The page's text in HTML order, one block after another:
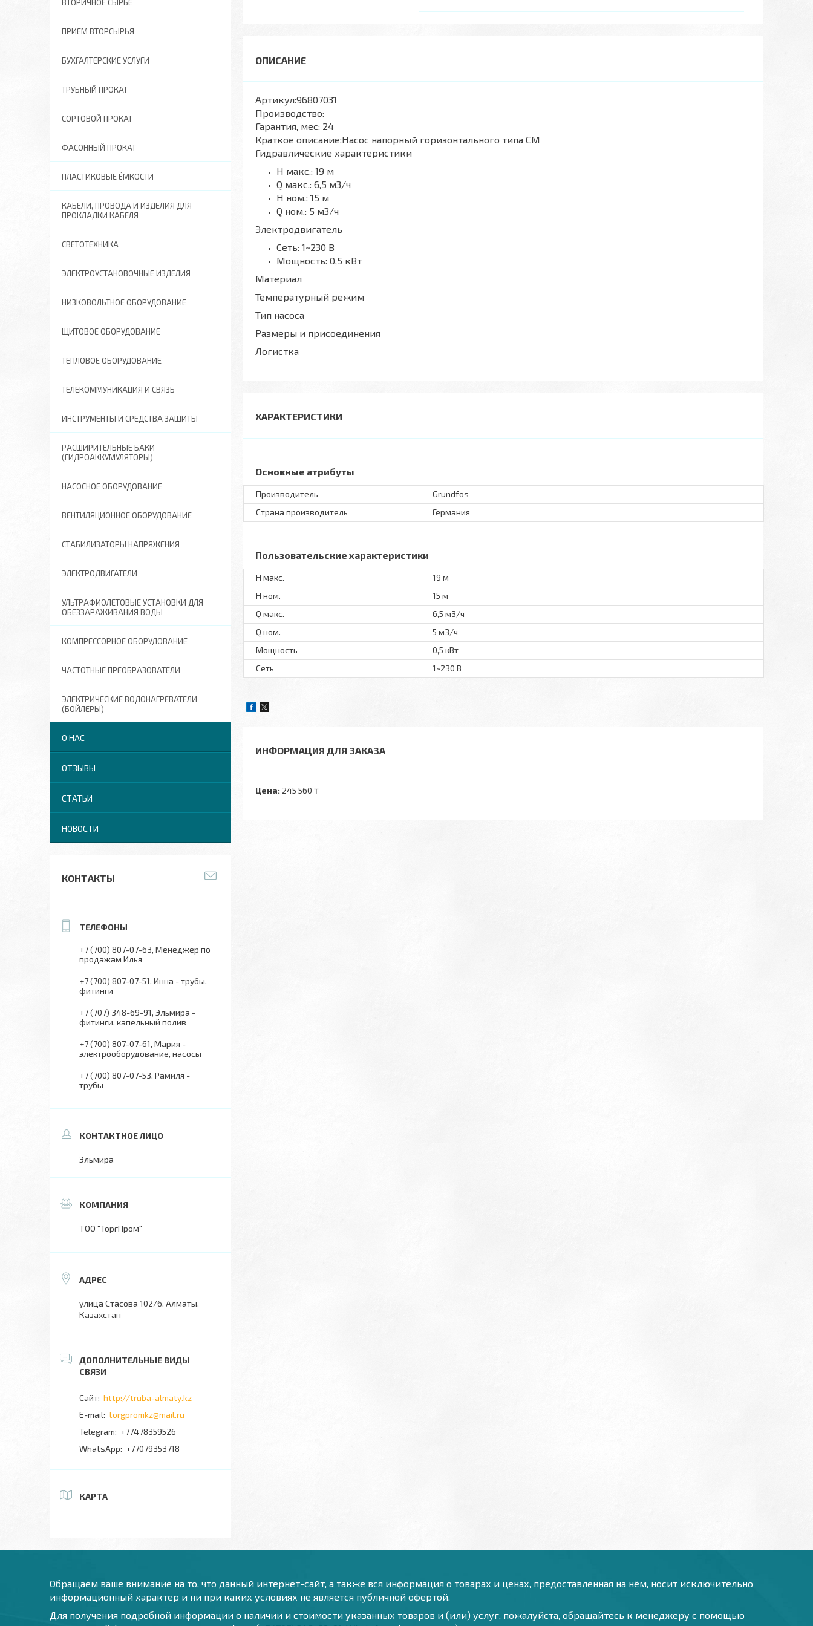
Артикул:96807031
Производство:
Гарантия, мес: 24
Краткое описание:Насос напорный горизонтального типа СМ
Гидравлические характеристики
H макс.: 19 м
Q макс.: 6,5 м3/ч
H ном.: 15 м
Q ном.: 5 м3/ч
Электродвигатель
Сеть: 1~230 В
Мощность: 0,5 кВт
Материал
Температурный режим
Тип насоса
Размеры и присоединения
Логистка
ХАРАКТЕРИСТИКИ
Основные атрибуты
Производитель
Grundfos
Страна производитель
Германия
Пользовательские характеристики
H макс.
19 м
H ном.
15 м
Q макс.
6,5 м3/ч
Q ном.
5 м3/ч
Мощность
0,5 кВт
Сеть
1~230 В
ИНФОРМАЦИЯ ДЛЯ ЗАКАЗА
Цена: 245 560 ₸
ВТОРИЧНОЕ СЫРЬЕ
ПРИЕМ ВТОРСЫРЬЯ
БУХГАЛТЕРСКИЕ УСЛУГИ
ТРУБНЫЙ ПРОКАТ
СОРТОВОЙ ПРОКАТ
ФАСОННЫЙ ПРОКАТ
ПЛАСТИКОВЫЕ ЁМКОСТИ
КАБЕЛИ, ПРОВОДА И ИЗДЕЛИЯ ДЛЯ
ПРОКЛАДКИ КАБЕЛЯ
СВЕТОТЕХНИКА
ЭЛЕКТРОУСТАНОВОЧНЫЕ ИЗДЕЛИЯ
НИЗКОВОЛЬТНОЕ ОБОРУДОВАНИЕ
ЩИТОВОЕ ОБОРУДОВАНИЕ
ТЕПЛОВОЕ ОБОРУДОВАНИЕ
ТЕЛЕКОММУНИКАЦИЯ И СВЯЗЬ
ИНСТРУМЕНТЫ И СРЕДСТВА ЗАЩИТЫ
РАСШИРИТЕЛЬНЫЕ БАКИ
(ГИДРОАККУМУЛЯТОРЫ)
НАСОСНОЕ ОБОРУДОВАНИЕ
ВЕНТИЛЯЦИОННОЕ ОБОРУДОВАНИЕ
СТАБИЛИЗАТОРЫ НАПРЯЖЕНИЯ
ЭЛЕКТРОДВИГАТЕЛИ
УЛЬТРАФИОЛЕТОВЫЕ УСТАНОВКИ ДЛЯ
ОБЕЗЗАРАЖИВАНИЯ ВОДЫ
КОМПРЕССОРНОЕ ОБОРУДОВАНИЕ
ЧАСТОТНЫЕ ПРЕОБРАЗОВАТЕЛИ
ЭЛЕКТРИЧЕСКИЕ ВОДОНАГРЕВАТЕЛИ
(БОЙЛЕРЫ)
О НАС
ОТЗЫВЫ
СТАТЬИ
НОВОСТИ
КОНТАКТЫ
+7 (700) 807-07-63 Менеджер по
продажам Илья
+7 (700) 807-07-51 Инна - трубы,
фитинги
+7 (707) 348-69-91 Эльмира -
фитинги, капельный полив
+7 (700) 807-07-61 Мария -
электрооборудование, насосы
+7 (700) 807-07-53 Рамиля -
трубы
Эльмира
ТОО "ТоргПром"
улица Стасова 102/6, Алматы,
Казахстан
http://truba-almaty.kz
torgpromkz@mail.ru
+77478359526
+77079353718
КАРТА
Обращаем ваше внимание на то, что данный интернет-сайт, а также вся информация о товарах и ценах, предоставленная на нём, носит исключительно
информационный характер и ни при каких условиях не является публичной офертой.
Для получения подробной информации о наличии и стоимости указанных товаров и (или) услуг, пожалуйста, обращайтесь к менеджеру с помощью